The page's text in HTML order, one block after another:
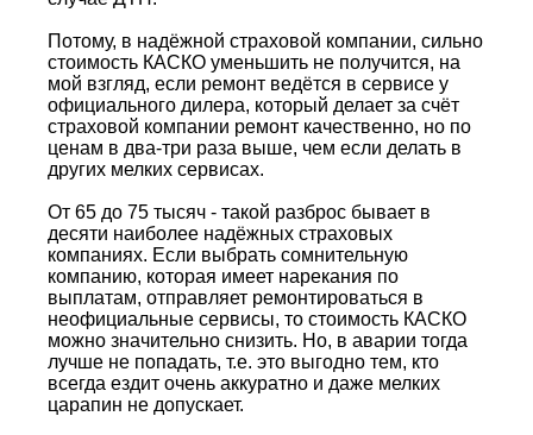
Потому, в надёжной страховой компании, сильно
стоимость КАСКО уменьшить не получится, на
мой взгляд, если ремонт ведётся в сервисе у
официального дилера, который делает за счёт
страховой компании ремонт качественно, но по
ценам в два-три раза выше, чем если делать в
других мелких сервисах.
От 65 до 75 тысяч - такой разброс бывает в
десяти наиболее надёжных страховых
компаниях. Если выбрать сомнительную
компанию, которая имеет нарекания по
выплатам, отправляет ремонтироваться в
неофициальные сервисы, то стоимость КАСКО
можно значительно снизить. Но, в аварии тогда
лучше не попадать, т.е. это выгодно тем, кто
всегда ездит очень аккуратно и даже мелких
царапин не допускает.